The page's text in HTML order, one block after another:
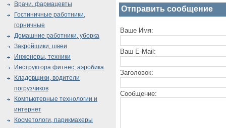
Отправить сообщение
Ваше Имя:
Ваш E-Mail:
Заголовок:
Сообщение:
Врачи, фармацевты
Гостиничные работники,
горничные
Домашние работники, уборка
Закройщики, швеи
Инженеры, техники
Инструктора фитнес, аэробика
Кладовщики, водители
погрузчиков
Компьютерные технологии и
интернет
Косметологи, парикмахеры